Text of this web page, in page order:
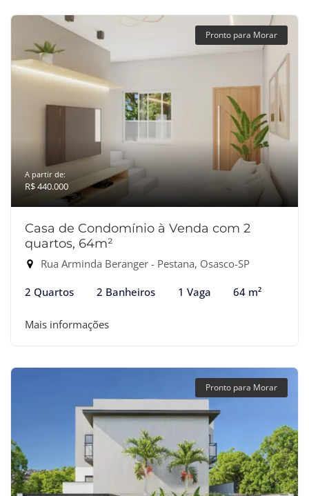
Pronto para Morar
A partir de:
R$ 440.000
Casa de Condomínio à Venda com 2
quartos, 64m²
Rua Arminda Beranger - Pestana, Osasco-SP
2 Quartos 2 Banheiros 1 Vaga 64 m²
Mais informações
Pronto para Morar